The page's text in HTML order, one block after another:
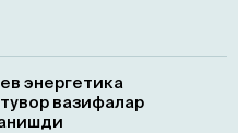
энергетика
вазифалар